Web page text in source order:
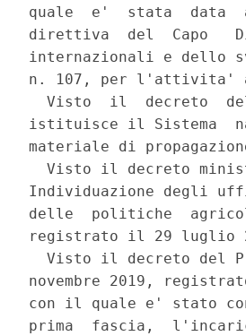
quale  e'  stata
direttiva  del  Capo
internazionali e dello
n. 107, per l'attivita'
Visto  il  decreto
istituisce il Sistema
materiale di
Visto il decreto
Individuazione degli
delle  politiche
registrato il 29 luglio
Visto il decreto del
novembre 2019,
con il quale e' stato
prima  fascia,